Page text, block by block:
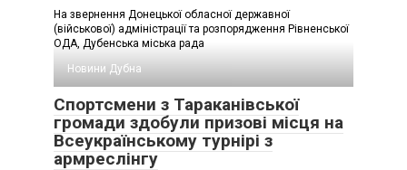
На звернення Донецької обласної державної
(військової) адміністрації та розпорядження Рівненської
ОДА, Дубенська міська рада
Новини Дубна
Спортсмени з Тараканівської
громади здобули призові місця на
Всеукраїнському турнірі з
армреслінгу